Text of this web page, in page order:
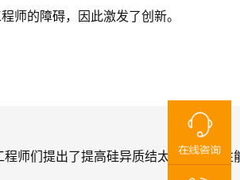
师的障碍，因此激发了创新。
程师们提出了提高硅异质结太阳能电池性